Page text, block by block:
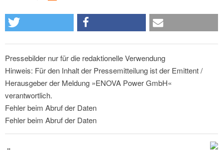
Pressebilder nur für die redaktionelle Verwendung
Hinweis: Für den Inhalt der Pressemitteilung ist der Emittent /
Herausgeber der Meldung »ENOVA Power GmbH«
verantwortlich.
Fehler beim Abruf der Daten
Fehler beim Abruf der Daten